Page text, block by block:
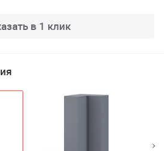
в 1 клик